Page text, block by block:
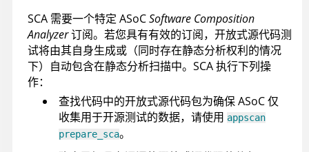
SCA 需要一个特定 ASoCSoftware Composition
Analyzer订阅。若您具有有效的订阅，开放式源代码测
试将由其自身生成或（同时存在静态分析权利的情况
下）自动包含在静态分析扫描中。SCA 执行下列操
作：
查找代码中的开放式源代码包为确保ASoC仅
收集用于开源测试的数据，请使用 appscan
prepare_sca。